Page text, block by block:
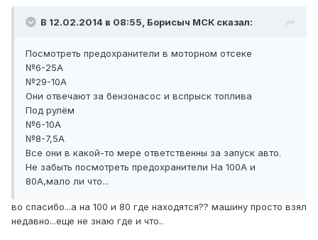
В 12.02.2014 в 08:55, Борисыч МСК сказал:
Посмотреть предохранители в моторном отсеке
№6-25А
№29-10А
Они отвечают за бензонасос и вспрыск топлива
Под рулём
№6-10А
№8-7,5А
Все они в какой-то мере ответственны за запуск авто.
Не забыть посмотреть предохранители На 100А и
80А,мало ли что...
во спасибо...а на 100 и 80 где находятся?? машину просто взял
недавно...еще не знаю где и что..